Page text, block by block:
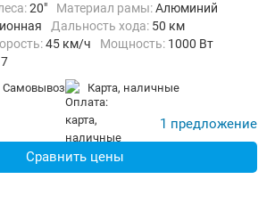
20" Материал рамы:Алюминий
Дальность хода: 50 км
45 км/ч Мощность: 1000 Вт
7
Ободной механический
механический
Самовывоз карта, наличные
1 предложение
Сравнить цены